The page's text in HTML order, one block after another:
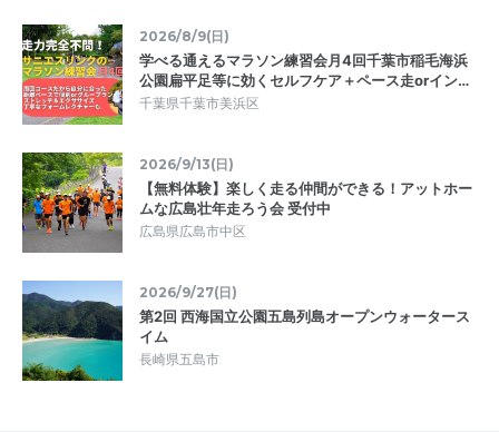
2026/8/9(日)
学べる通えるマラソン練習会月4回千葉市稲毛海浜
公園扁平足等に効くセルフケア＋ペース走orイン…
千葉県千葉市美浜区
2026/9/13(日)
【無料体験】楽しく走る仲間ができる！アットホー
ムな広島壮年走ろう会 受付中
広島県広島市中区
2026/9/27(日)
第2回 西海国立公園五島列島オープンウォータース
イム
長崎県五島市